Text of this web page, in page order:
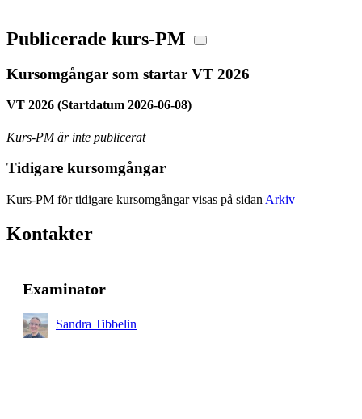
Publicerade kurs-PM
Kursomgångar som startar VT 2026
VT 2026 (Startdatum 2026-06-08)
Kurs-PM är inte publicerat
Tidigare kursomgångar
Kurs-PM för tidigare kursomgångar visas på sidan Arkiv
Kontakter
Examinator
Sandra Tibbelin